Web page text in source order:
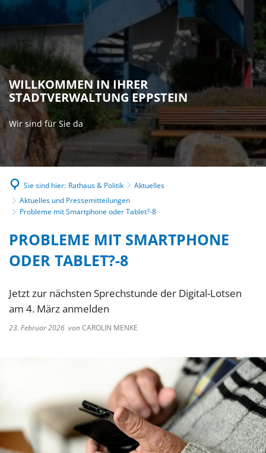
© JBE
WILLKOMMEN IN IHRER
STADTVERWALTUNG EPPSTEIN
Wir sind für Sie da
Sie sind hier: Rathaus & Politik
Aktuelles
Aktuelles und Pressemitteilungen
Probleme mit Smartphone oder Tablet?-8
PROBLEME MIT SMARTPHONE
ODER TABLET?-8
Jetzt zur nächsten Sprechstunde der Digital-Lotsen
am 4. März anmelden
23. Februar 2026 vonCAROLIN MENKE